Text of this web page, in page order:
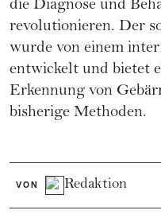
die Diagnose und
revolutionieren. Der
wurde von einem
entwickelt und bietet
Erkennung von
bisherige Methoden.
VON Redaktion